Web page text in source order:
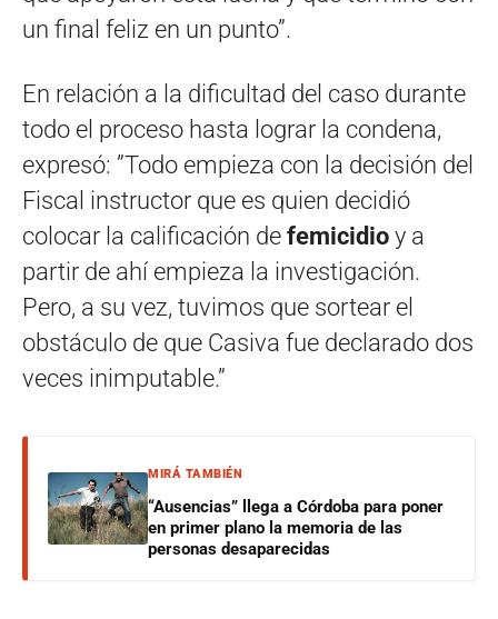
un final feliz en un punto”.
En relación a la dificultad del caso durante
todo el proceso hasta lograr la condena,
expresó: ”Todo empieza con la decisión del
Fiscal instructor que es quien decidió
colocar la calificación de femicidio y a
partir de ahí empieza la investigación.
Pero, a su vez, tuvimos que sortear el
obstáculo de que Casiva fue declarado dos
veces inimputable.”
MIRÁ TAMBIÉN
“Ausencias” llega a Córdoba para poner
en primer plano la memoria de las
personas desaparecidas